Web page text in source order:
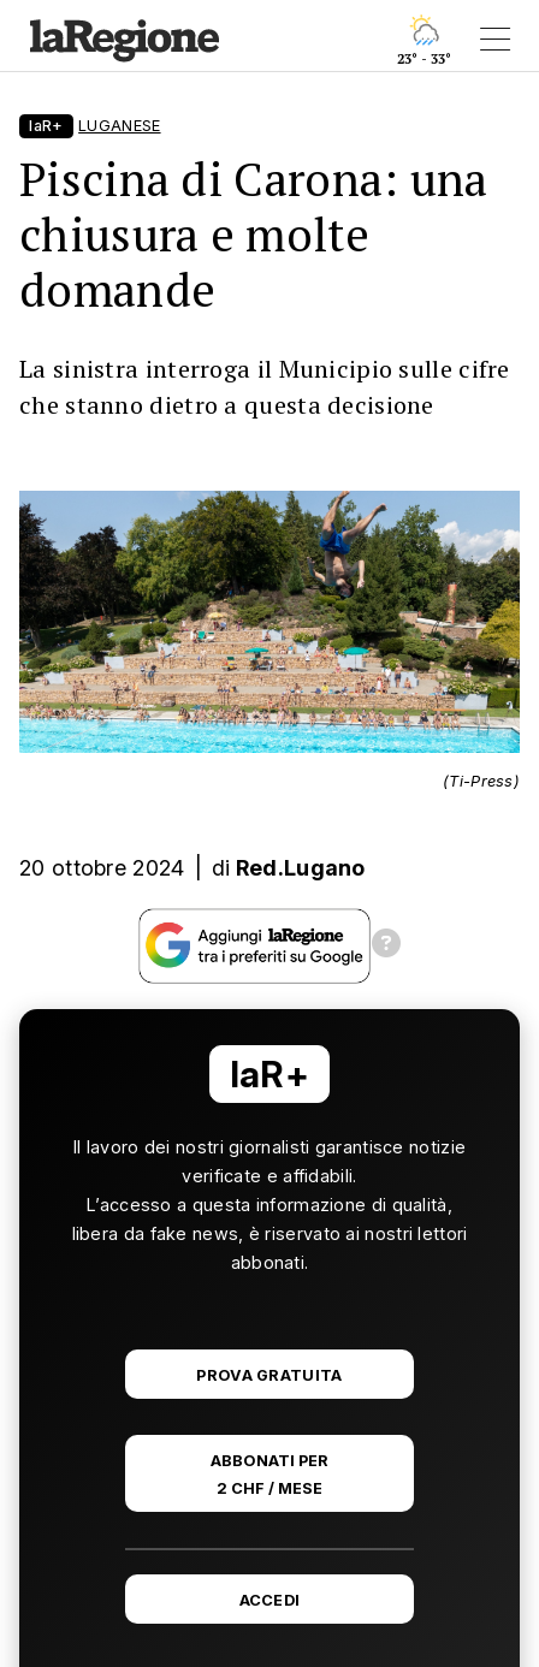
23° - 33°
laR+ LUGANESE
Piscina di Carona: una
chiusura e molte
domande
La sinistra interroga il Municipio sulle cifre
che stanno dietro a questa decisione
(Ti-Press)
20 ottobre 2024 di Red.Lugano
laR+
Il lavoro dei nostri giornalisti garantisce notizie
verificate e affidabili.
L’accesso a questa informazione di qualità,
libera da fake news, è riservato ai nostri lettori
abbonati.
PROVA GRATUITA
ABBONATI PER
2 CHF / MESE
ACCEDI